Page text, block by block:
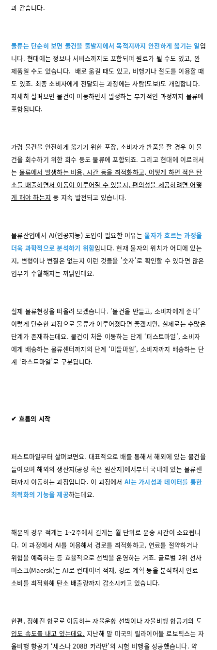
과 같습니다.
물류는 단순히 보면 물건을 출발지에서 목적지까지 안전하게 옮기는 일입
니다. 현대에는 정보나 서비스까지도 포함되며 원료가 될 수도 있고, 완
제품일 수도 있습니다. 배로 옮길 때도 있고, 비행기나 철도를 이용할 때
도 있죠. 최종 소비자에게 전달되는 과정에는 사람(도보)도 개입합니다.
자세히 살펴보면 물건이 이동하면서 발생하는 부가적인 과정까지 물류에
포함됩니다.
가령 물건을 안전하게 옮기기 위한 포장, 소비자가 반품을 할 경우 이 물
건을 회수하기 위한 회수 등도 물류에 포함되죠. 그리고 현대에 이르러서
는 물류에서 발생하는 비용, 시간 등을 최적화하고, 어떻게 하면 적은 탄
소를 배출하면서 이동이 이루어질 수 있을지, 편의성을 제공하려면 어떻
게 해야 하는지 등 지속 발전되고 있습니다.
물류산업에서 AI(인공지능) 도입이 필요한 이유는물자가 흐르는 과정을
더욱 과학적으로 분석하기 위함입니다. 현재 물자의 위치가 어디에 있는
지, 변형이나 변질은 없는지 이런 것들을 '숫자'로 확인할 수 있다면 많은
업무가 수월해지는 까닭인데요.
실제 물류현장을 떠올려 보겠습니다. '물건을 만들고, 소비자에게 준다’
이렇게 단순한 과정으로 물류가 이루어졌다면 좋겠지만, 실제로는 수많은
단계가 존재하는데요. 물건이 처음 이동하는 단계 ‘퍼스트마일’, 소비자
에게 배송하는 물류센터까지의 단계 ‘미들마일’, 소비자까지 배송하는 단
계 ‘라스트마일’로 구분됩니다.
✔ 흐름의 시작
퍼스트마일부터 살펴보면요. 대표적으로 배를 통해서 해외에 있는 물건을
들여오며 해외의 생산지(공장 혹은 원산지)에서부터 국내에 있는 물류센
터까지 이동하는 과정입니다. 이 과정에서 AI는 가시성과 데이터를 통한
최적화의 기능을 제공하는데요.
해운의 경우 적게는 1~2주에서 길게는 월 단위로 운송 시간이 소요됩니
다. 이 과정에서 AI를 이용해서 경로를 최적화하고, 연료를 절약하거나
위험을 예측하는 등 효율적으로 선박을 운영하는 거죠. 글로벌 2위 선사
머스크(Maersk)는 AI로 컨테이너 적재, 경로 계획 등을 분석해서 연료
소비를 최적화해 탄소 배출량까지 감소시키고 있습니다.
한편, 정해진 항로로 이동하는 자율운항 선박이나 자율비행 항공기의 도
입도 속도를 내고 있는데요. 지난해 말 미국의 릴라이어블 로보틱스는 자
율비행 항공기 ‘세스나 208B 카라반’의 시험 비행을 성공했습니다. 약